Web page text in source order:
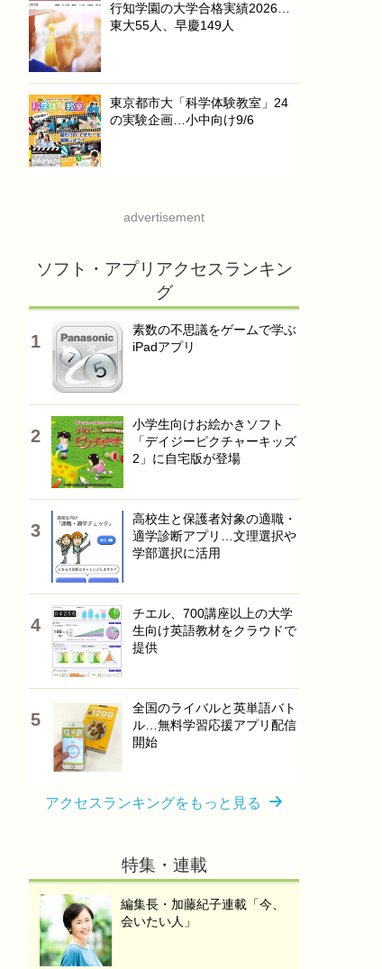
行知学園の大学合格実績2026…
東大55人、早慶149人
東京都市大「科学体験教室」24
の実験企画…小中向け9/6
advertisement
ソフト・アプリアクセスランキン
グ
素数の不思議をゲームで学ぶ
iPadアプリ
小学生向けお絵かきソフト
「デイジーピクチャーキッズ
2」に自宅版が登場
高校生と保護者対象の適職・
適学診断アプリ…文理選択や
学部選択に活用
チエル、700講座以上の大学
生向け英語教材をクラウドで
提供
全国のライバルと英単語バト
ル…無料学習応援アプリ配信
開始
アクセスランキングをもっと見る
特集・連載
編集長・加藤紀子連載「今、
会いたい人」